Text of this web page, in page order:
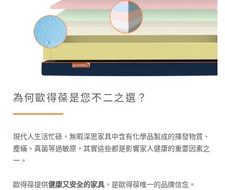
為何歐得葆是您不二之選？
現代人生活忙碌，無暇深思家具中含有化學品製成的揮發物質、
塵蟎、真菌等過敏原，其實這些都是影響家人健康的重要因素之
一。
歐得葆提供健康又安全的家具，是歐得葆唯一的品牌信念。